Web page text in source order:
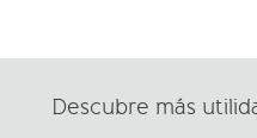
Descubre más